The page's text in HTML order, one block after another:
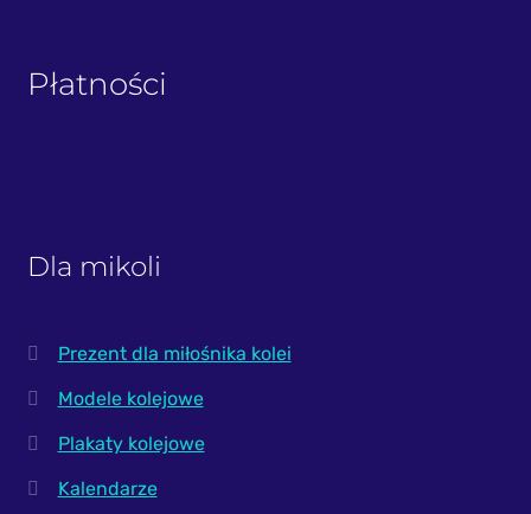
Płatności
Dla mikoli
Prezent dla miłośnika kolei
Modele kolejowe
Plakaty kolejowe
Kalendarze